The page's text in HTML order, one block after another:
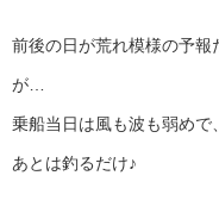
前後の日が荒れ模様の予報
が…
乗船当日は風も波も弱めで
あとは釣るだけ♪